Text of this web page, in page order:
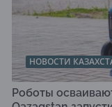
НОВОСТИ
Роботы